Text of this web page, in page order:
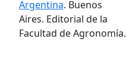
Argentina. Buenos
Aires. Editorial de la
Facultad de Agronomía.